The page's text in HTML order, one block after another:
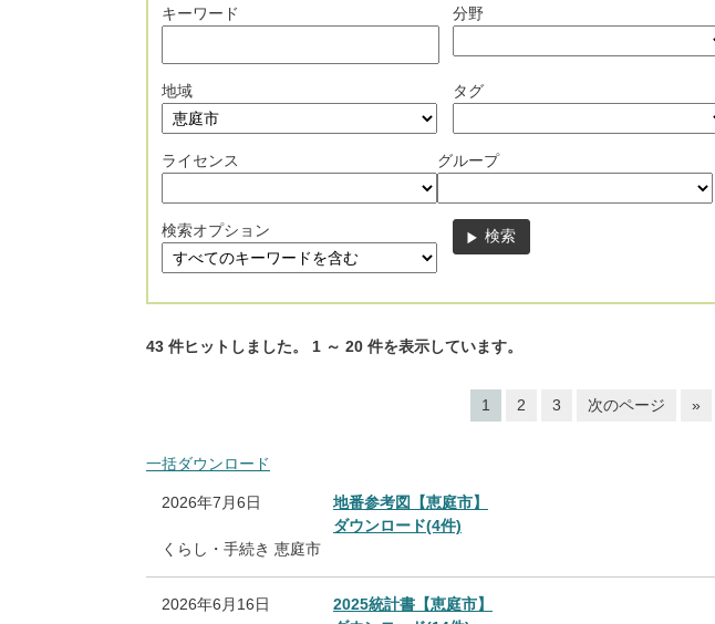
キーワード 分野
地域 タグ
ライセンス グループ
検索オプション
43 件ヒットしました。 1 ～ 20 件を表示しています。
1 2 3 次のページ »
一括ダウンロード
2026年7月6日
地番参考図【恵庭市】
ダウンロード(4件)
くらし・手続き 恵庭市
2026年6月16日
2025統計書【恵庭市】